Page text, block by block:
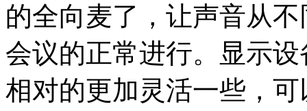
的全向麦了，让声音从
会议的正常进行。显示
相对的更加灵活一些，